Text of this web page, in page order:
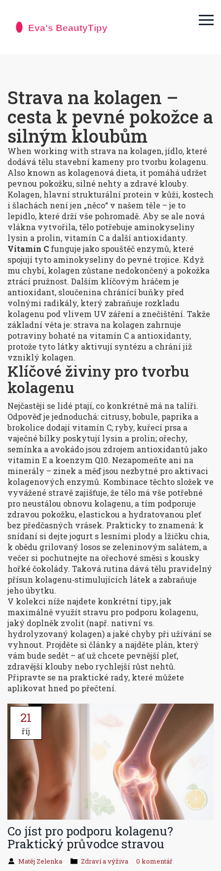
Strava na kolagen –
cesta k pevné pokožce a
silným kloubům
When working with strava na kolagen,jídlo, které
dodává tělu stavební kameny pro tvorbu kolagenu.
Also known as kolagenová dieta, it pomáhá udržet
pevnou pokožku, silné nehty a zdravé klouby.
Kolagen, hlavní strukturální protein v kůži, kostech
i šlachách není jen „něco“ v našem těle – je to
lepidlo, které drží vše pohromadě. Aby se ale nová
vlákna vytvořila, tělo potřebuje aminokyseliny
lysin a prolin, vitamín C a další antioxidanty.
Vitamín C funguje jako spouštěč enzymů, které
spojují tyto aminokyseliny do pevné trojice. Když
mu chybí, kolagen zůstane nedokončený a pokožka
ztrácí pružnost. Dalším klíčovým hráčem je
antioxidant, sloučenina chránící buňky před
volnými radikály, který zabraňuje rozkladu
kolagenu pod vlivem UV záření a znečištění. Takže
základní věta je: strava na kolagen zahrnuje
potraviny bohaté na vitamín C a antioxidanty,
protože tyto látky aktivují syntézu a chrání již
vzniklý kolagen.
Klíčové živiny pro tvorbu
kolagenu
Nejčastěji se lidé ptají, co konkrétně má na talíři.
Odpověď je jednoduchá: citrusy, bobule, paprika a
brokolice dodají vitamín C; ryby, kuřecí prsa a
vaječné bílky poskytují lysin a prolin; ořechy,
semínka a avokádo jsou zdrojem antioxidantů jako
vitamin E a koenzym Q10. Nezapomeňte ani na
minerály – zinek a měď jsou nezbytné pro aktivaci
kolagenových enzymů. Kombinace těchto složek ve
vyvážené stravě zajišťuje, že tělo má vše potřebné
pro neustálou obnovu kolagenu, a tím podporuje
zdravou pokožku, elastickou a hydratovanou pleť
bez předčasných vrásek. Prakticky to znamená: k
snídaní si dejte jogurt s lesními plody a lžičku chia,
k obědu grilovaný losos se zeleninovým salátem, a
večer si pochutnejte na ořechové směsi s kousky
hořké čokolády. Taková rutina dává tělu pravidelný
přísun kolagenu‑stimulujících látek a zabraňuje
jeho úbytku.
V kolekci níže najdete konkrétní tipy, jak
maximálně využít stravu pro podporu kolagenu,
jaký doplněk zvolit (např. nativní vs.
hydrolyzovaný kolagen) a jaké chyby při užívání se
vyhnout. Projděte si články a najděte plán, který
vám bude sedět – ať už chcete pevnější pleť,
zdravější klouby nebo rychlejší růst nehtů.
Připravte se na praktické rady, které můžete
aplikovat hned po přečtení.
21
říj
Co jíst pro podporu kolagenu?
Praktický průvodce stravou
Matěj Zelenka Zdraví a výživa 0 komentář